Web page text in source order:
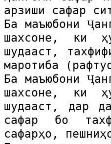
арзиши сафар
Ба маъюбони
шахсоне, ки
шудааст,
маротиба
Ба маъюбони
шахсоне, ки
шудааст, дар
сафар бо
сафарҳо,